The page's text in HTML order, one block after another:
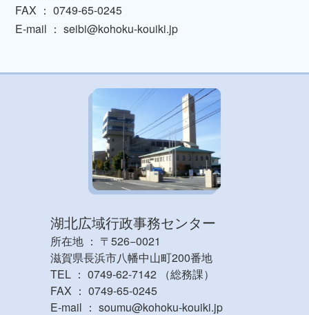
FAX ： 0749-65-0245
E-mail ： seibi@kohoku-kouiki.jp
湖北広域行政事務センター
所在地 ： 〒526−0021
滋賀県長浜市八幡中山町200番地
TEL ： 0749-62-7142 （総務課）
FAX ： 0749-65-0245
E-mail ： soumu@kohoku-kouiki.jp